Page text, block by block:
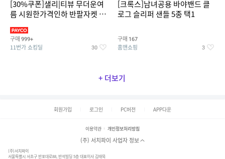
[30%쿠폰]샐리|티뷰 무더운여
름 시원한가격인하 반팔자켓 1
구매 999+
11번가 쇼킹딜 30
[크록스]남녀공용 바야밴드 클
로그 슬리퍼 샌들 5종 택1
구매 167
홈앤쇼핑 3
+ 더보기
회원가입 로그인 PC버전 APP다운
이용약관 개인정보처리방침
(주) 서치파이 사업자 정보
(주)서치파이
서울특별시 서초구 반포대로88, 반석빌딩 5층 대표이사 김태묵